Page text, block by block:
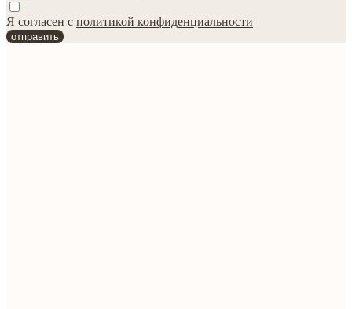
Я согласен с политикой конфиденциальности
отправить